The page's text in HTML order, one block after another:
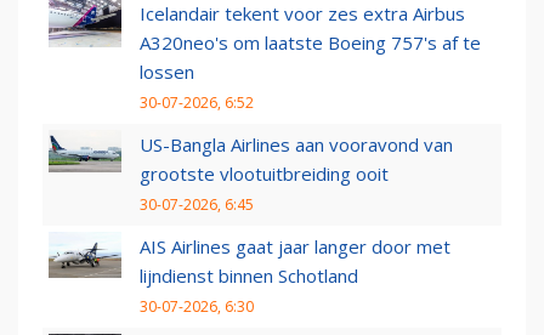
Icelandair tekent voor zes extra Airbus
A320neo's om laatste Boeing 757's af te
lossen
30-07-2026, 6:52
US-Bangla Airlines aan vooravond van
grootste vlootuitbreiding ooit
30-07-2026, 6:45
AIS Airlines gaat jaar langer door met
lijndienst binnen Schotland
30-07-2026, 6:30